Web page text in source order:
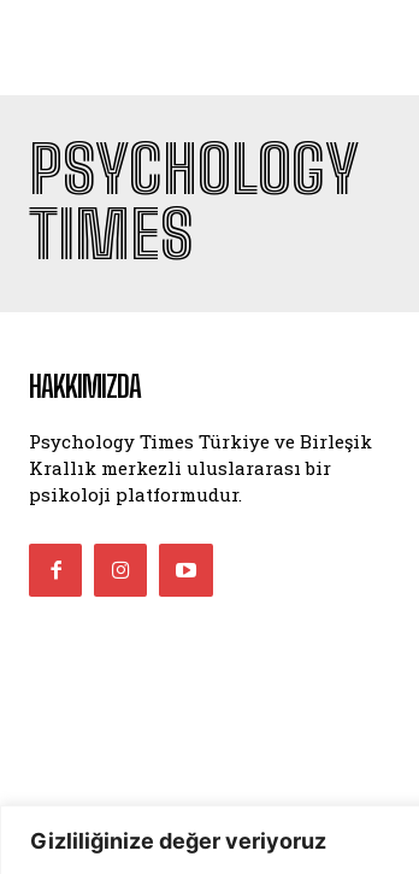
Gizliliğinize değer veriyoruz
PSYCHOLOGY
TIMES
HAKKIMIZDA
Psychology Times Türkiye ve Birleşik
Krallık merkezli uluslararası bir
psikoloji platformudur.